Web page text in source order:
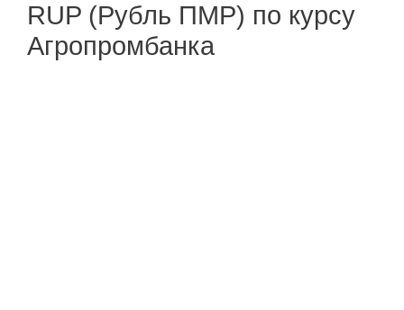
RUP (Рубль ПМР) по курсу
Агропромбанка